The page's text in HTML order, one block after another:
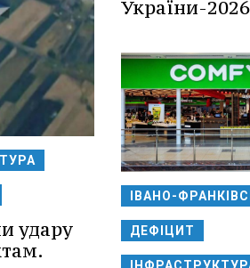
удару
України-
ІВАНО-
ДЕФІЦИТ